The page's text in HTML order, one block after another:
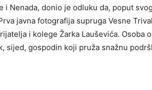
i Nenada, donio je odluku da, poput
javna fotografija supruga Vesne
i kolege Žarka Lauševića. Osoba
sijed, gospodin koji pruža snažnu